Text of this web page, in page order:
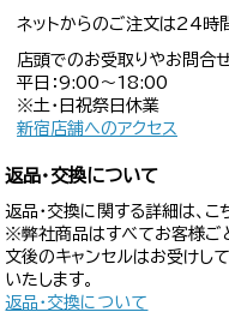
ネットからのご注文は24時
店頭でのお受取りやお問合
平日：9:00〜18:00
※土・日祝祭日休業
新宿店舗へのアクセス
返品・交換について
返品・交換に関する詳細は、こ
※弊社商品はすべてお客様ご
文後のキャンセルはお受けし
いたします。
返品・交換について